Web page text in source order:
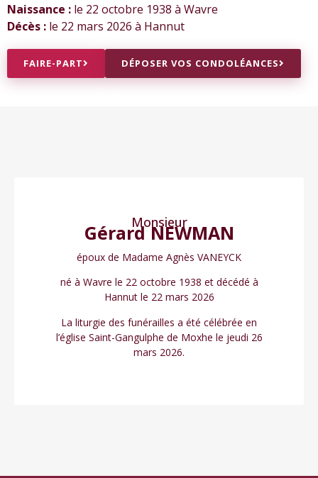
Naissance : le 22 octobre 1938 à Wavre
Décès : le 22 mars 2026 à Hannut
FAIRE-PART DÉPOSER VOS CONDOLÉANCES
Monsieur
Gérard NEWMAN
époux de Madame Agnès VANEYCK
né à Wavre le 22 octobre 1938 et décédé à
Hannut le 22 mars 2026
La liturgie des funérailles a été célébrée en
l’église Saint-Gangulphe de Moxhe le jeudi 26
mars 2026.